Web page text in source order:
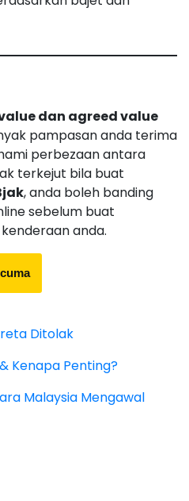
dan agreed value
pampasan anda terima
perbezaan antara
terkejut bila buat
, anda boleh banding
sebelum buat
anda.
Ditolak
Kenapa Penting?
Malaysia Mengawal